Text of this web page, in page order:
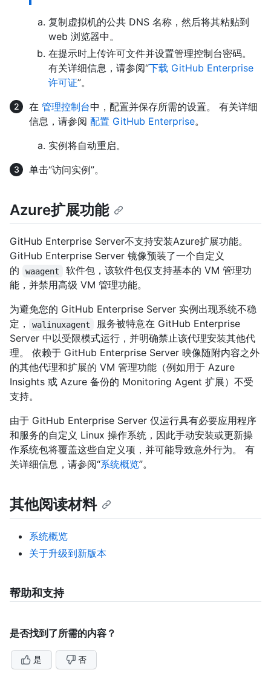
复制虚拟机的公共 DNS 名称，然后将其粘贴到
web 浏览器中。
在提示时上传许可文件并设置管理控制台密码。
有关详细信息，请参阅“下载 GitHub Enterprise
许可证”。
在 管理控制台中，配置并保存所需的设置。 有关详细
信息，请参阅 配置 GitHub Enterprise。
实例将自动重启。
单击“访问实例”。
Azure扩展功能
GitHub Enterprise Server不支持安装Azure扩展功能。
GitHub Enterprise Server 镜像预装了一个自定义
的
waagent
软件包，该软件包仅支持基本的 VM 管理功
能，并禁用高级 VM 管理功能。
为避免您的 GitHub Enterprise Server 实例出现系统不稳
定，
walinuxagent
服务被特意在 GitHub Enterprise
Server 中以受限模式运行，并明确禁止该代理安装其他代
理。 依赖于 GitHub Enterprise Server 映像随附内容之外
的其他代理和扩展的 VM 管理功能（例如用于 Azure
Insights 或 Azure 备份的 Monitoring Agent 扩展）不受
支持。
由于 GitHub Enterprise Server 仅运行具有必要应用程序
和服务的自定义 Linux 操作系统，因此手动安装或更新操
作系统包将覆盖这些自定义项，并可能导致意外行为。 有
关详细信息，请参阅“系统概览”。
其他阅读材料
系统概览
关于升级到新版本
帮助和支持
是否找到了所需的内容？
是 否